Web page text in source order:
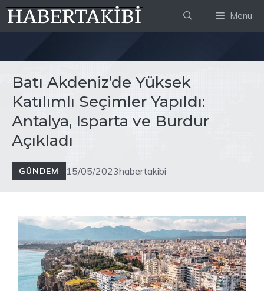
İçeriğe
atla
Menu
Batı Akdeniz’de Yüksek
Katılımlı Seçimler Yapıldı:
Antalya, Isparta ve Burdur
Açıkladı
GÜNDEM 15/05/2023habertakibi